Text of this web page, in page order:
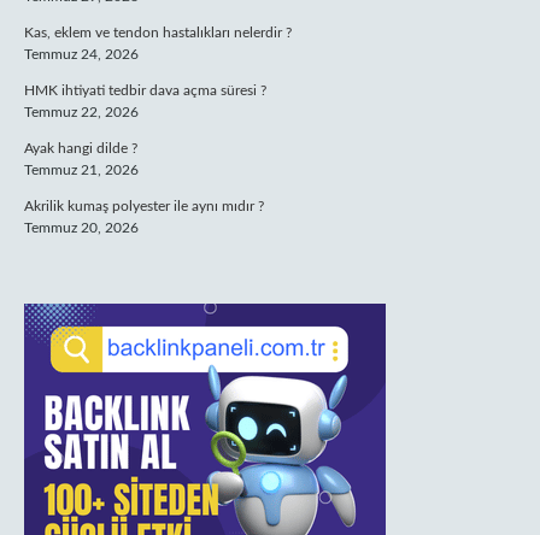
Kas, eklem ve tendon hastalıkları nelerdir ?
Temmuz 24, 2026
HMK ihtiyati tedbir dava açma süresi ?
Temmuz 22, 2026
Ayak hangi dilde ?
Temmuz 21, 2026
Akrilik kumaş polyester ile aynı mıdır ?
Temmuz 20, 2026